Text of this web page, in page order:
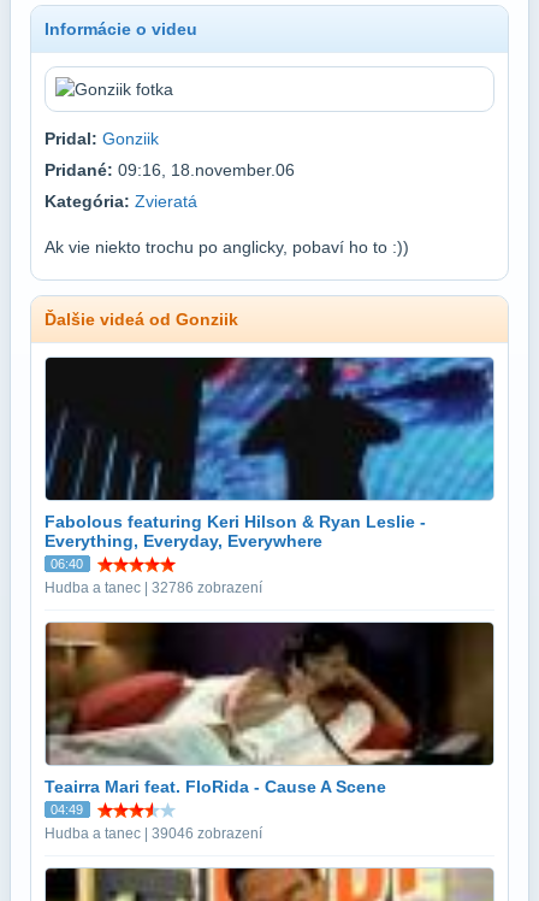
Informácie o videu
Pridal: Gonziik
Pridané: 09:16, 18.november.06
Kategória: Zvieratá
Ak vie niekto trochu po anglicky, pobaví ho to :))
Ďalšie videá od Gonziik
Fabolous featuring Keri Hilson & Ryan Leslie -
Everything, Everyday, Everywhere
06:40
Hudba a tanec | 32786 zobrazení
Teairra Mari feat. FloRida - Cause A Scene
04:49
Hudba a tanec | 39046 zobrazení